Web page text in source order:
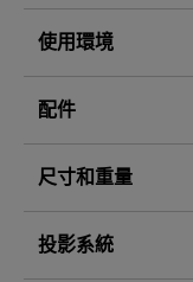
使用環境
配件
尺寸和重量
投影系統